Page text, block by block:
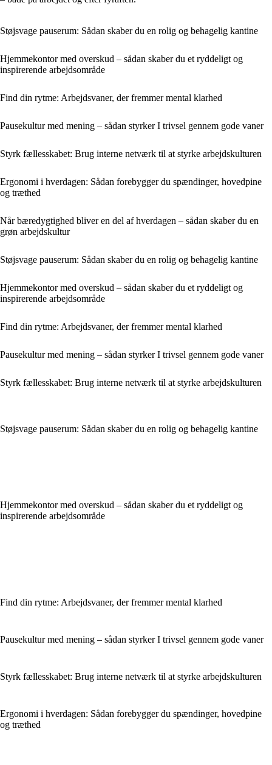
Støjsvage pauserum: Sådan skaber du en rolig og behagelig kantine
Hjemmekontor med overskud – sådan skaber du et ryddeligt og
inspirerende arbejdsområde
Find din rytme: Arbejdsvaner, der fremmer mental klarhed
Pausekultur med mening – sådan styrker I trivsel gennem gode vaner
Styrk fællesskabet: Brug interne netværk til at styrke arbejdskulturen
Ergonomi i hverdagen: Sådan forebygger du spændinger, hovedpine
og træthed
Når bæredygtighed bliver en del af hverdagen – sådan skaber du en
grøn arbejdskultur
Støjsvage pauserum: Sådan skaber du en rolig og behagelig kantine
Hjemmekontor med overskud – sådan skaber du et ryddeligt og
inspirerende arbejdsområde
Find din rytme: Arbejdsvaner, der fremmer mental klarhed
Pausekultur med mening – sådan styrker I trivsel gennem gode vaner
Styrk fællesskabet: Brug interne netværk til at styrke arbejdskulturen
Støjsvage pauserum: Sådan skaber du en rolig og behagelig kantine
Hjemmekontor med overskud – sådan skaber du et ryddeligt og
inspirerende arbejdsområde
Find din rytme: Arbejdsvaner, der fremmer mental klarhed
Pausekultur med mening – sådan styrker I trivsel gennem gode vaner
Styrk fællesskabet: Brug interne netværk til at styrke arbejdskulturen
Ergonomi i hverdagen: Sådan forebygger du spændinger, hovedpine
og træthed